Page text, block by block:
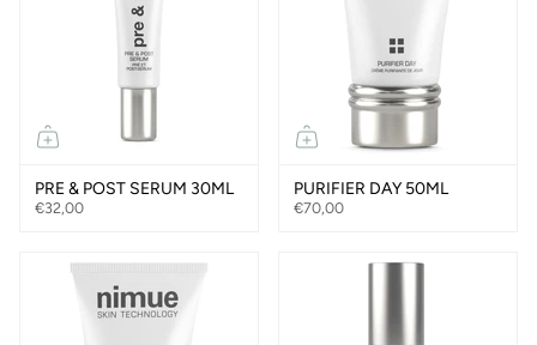
PRE & POST SERUM 30ML
€32,00
PURIFIER DAY 50ML
€70,00